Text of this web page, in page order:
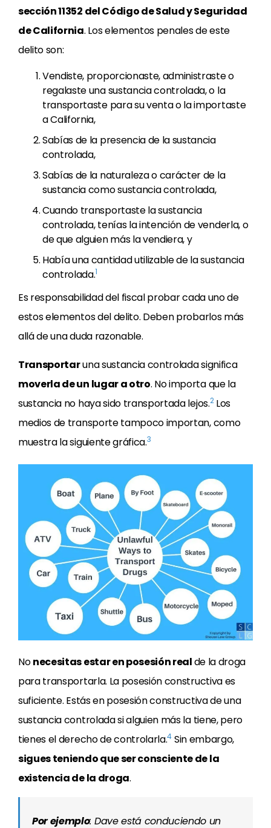
sección 11352 del Código de Salud y Seguridad
de California. Los elementos penales de este
delito son:
Vendiste, proporcionaste, administraste o
regalaste una sustancia controlada, o la
transportaste para su venta o la importaste
a California,
Sabías de la presencia de la sustancia
controlada,
Sabías de la naturaleza o carácter de la
sustancia como sustancia controlada,
Cuando transportaste la sustancia
controlada, tenías la intención de venderla, o
de que alguien más la vendiera, y
Había una cantidad utilizable de la sustancia
controlada.1
Es responsabilidad del fiscal probar cada uno de
estos elementos del delito. Deben probarlos más
allá de una duda razonable.
Transportaruna sustancia controlada significa
moverla de un lugar a otro. No importa que la
sustancia no haya sido transportada lejos.2Los
medios de transporte tampoco importan, como
muestra la siguiente gráfica.3
Nonecesitas estar en posesión realde la droga
para transportarla. La posesión constructiva es
suficiente. Estás en posesión constructiva de una
sustancia controlada si alguien más la tiene, pero
tienes el derecho de controlarla.4 Sin embargo,
sigues teniendo que ser consciente de la
existencia de la droga.
Por ejemplo: Dave está conduciendo un